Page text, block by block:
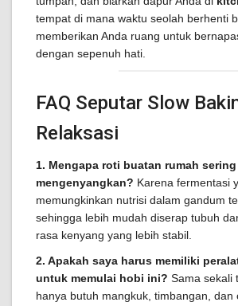
tempat di mana waktu seolah berhenti
memberikan Anda ruang untuk
dengan sepenuh hati.
FAQ Seputar Slow
Relaksasi
1. Mengapa roti buatan rumah
mengenyangkan? Karena fermentasi
memungkinkan nutrisi dalam gandum
sehingga lebih mudah diserap tubuh
rasa kenyang yang lebih stabil.
2. Apakah saya harus memiliki
untuk memulai hobi ini? Sama sekali
hanya butuh mangkuk, timbangan, dan